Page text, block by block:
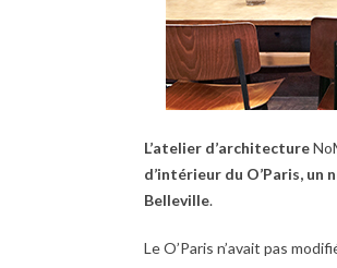
L’atelier d’architecture
d’intérieur du O’Paris,
Belleville.
Le O’Paris n’avait pas